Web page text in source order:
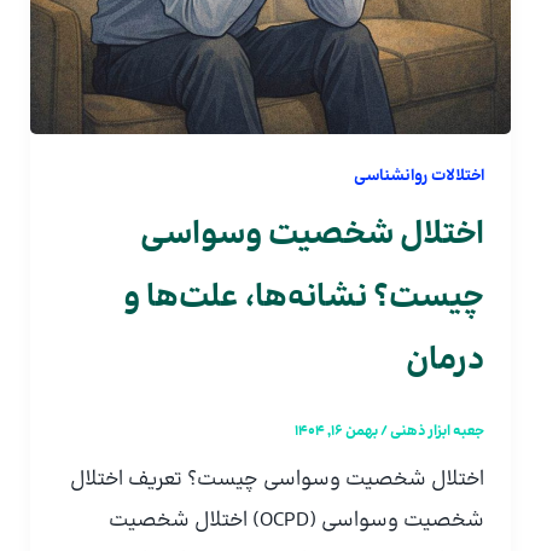
اختلالات روانشناسی
اختلال شخصیت وسواسی
چیست؟ نشانه‌ها، علت‌ها و
درمان
جعبه ابزار ذهنی/بهمن 16, 1404
اختلال شخصیت وسواسی چیست؟ تعریف اختلال
شخصیت وسواسی (OCPD) اختلال شخصیت